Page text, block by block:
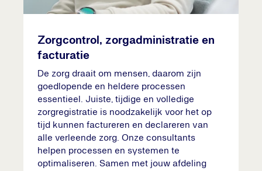
Zorgcontrol, zorgadministratie en
facturatie
De zorg draait om mensen, daarom zijn
goedlopende en heldere processen
essentieel. Juiste, tijdige en volledige
zorgregistratie is noodzakelijk voor het op
tijd kunnen factureren en declareren van
alle verleende zorg. Onze consultants
helpen processen en systemen te
optimaliseren. Samen met jouw afdeling